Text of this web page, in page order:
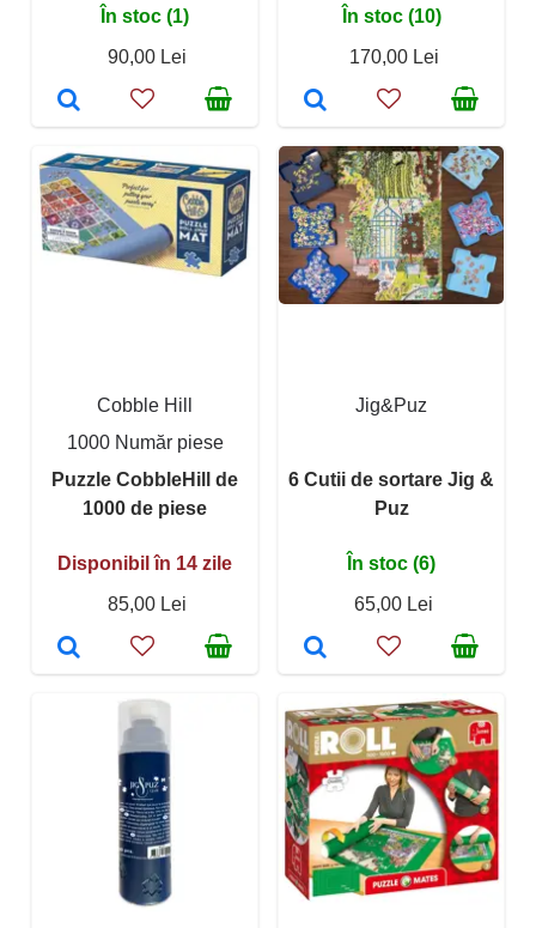
În stoc (1)
90,00 Lei
În stoc (10)
170,00 Lei
Cobble Hill
1000 Număr piese
Puzzle CobbleHill de
1000 de piese
Disponibil în 14 zile
85,00 Lei
Jig&Puz
6 Cutii de sortare Jig &
Puz
În stoc (6)
65,00 Lei